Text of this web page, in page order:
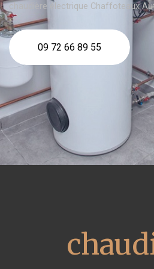
chaudière électrique Chaffoteaux
09 72 66 89 55